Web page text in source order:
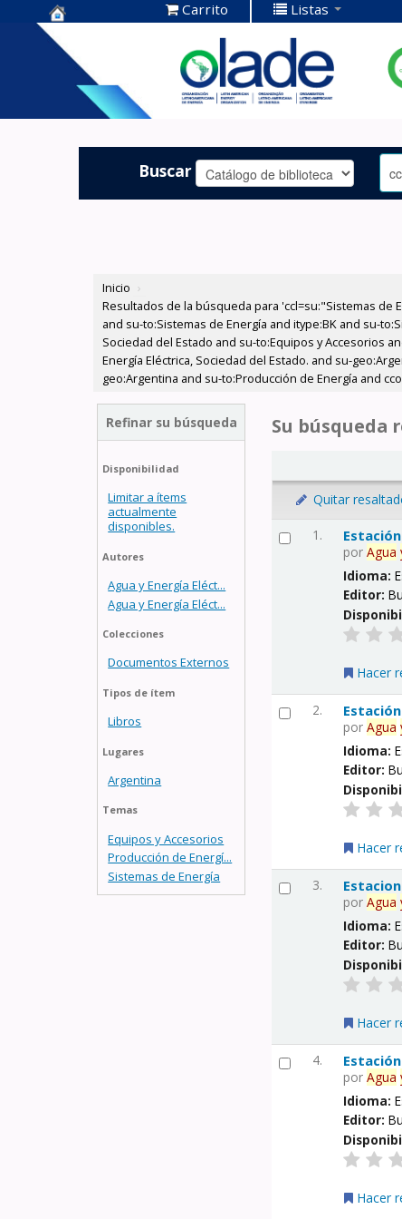
Centro de
Documentación
OLADE -
Carrito Listas
Buscar
Inicio ›
Resultados de la búsqueda para 'ccl=su:"Sistemas de
and su-to:Sistemas de Energía and itype:BK and su-
Sociedad del Estado and su-to:Equipos y Accesorios
Energía Eléctrica, Sociedad del Estado. and su-
geo:Argentina and su-to:Producción de Energía and
Refinar su búsqueda
Disponibilidad
Limitar a ítems
actualmente
disponibles.
Autores
Agua y Energía Eléct...
Agua y Energía Eléct...
Colecciones
Documentos Externos
Tipos de ítem
Libros
Lugares
Argentina
Temas
Equipos y Accesorios
Producción de Energí...
Sistemas de Energía
Su búsqueda
Quitar
1.
porAgua
Idioma:
Editor:
Hacer
2.
porAgua
Idioma:
Editor:
Hacer
3.
porAgua
Idioma:
Editor:
Hacer
4.
porAgua
Idioma:
Editor:
Hacer